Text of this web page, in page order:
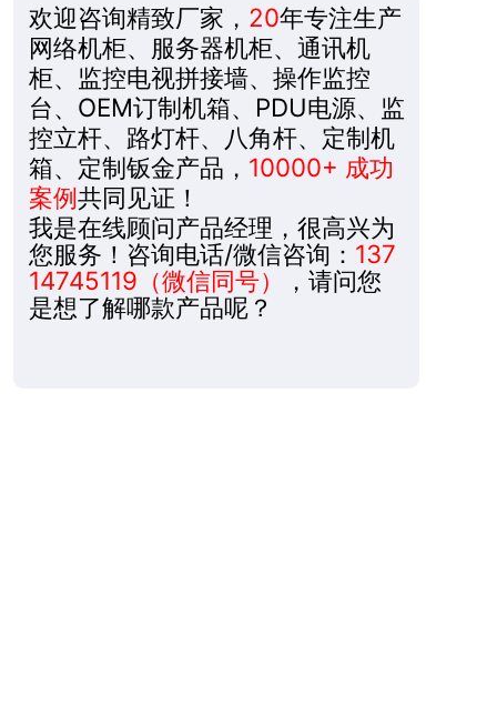
欢迎咨询精致厂家， 20年专注生产
网络机柜、服务器机柜、通讯机
柜、监控电视拼接墙、操作监控
台、OEM订制机箱、PDU电源、监
控立杆、路灯杆、八角杆、定制机
箱、定制钣金产品， 10000+ 成功
案例共同见证！
我是在线顾问产品经理，很高兴为
您服务！咨询电话/微信咨询： 137
14745119（微信同号）
，请问您
是想了解哪款产品呢？